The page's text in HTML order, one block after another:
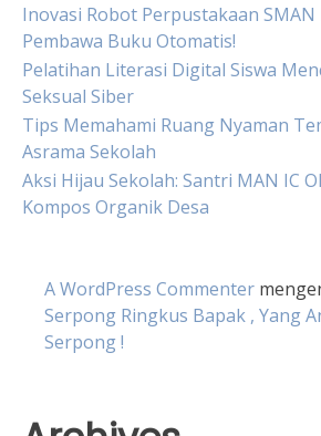
Inovasi Robot Perpustakaan SMAN
Pembawa Buku Otomatis!
Pelatihan Literasi Digital Siswa
Seksual Siber
Tips Memahami Ruang Nyaman
Asrama Sekolah
Aksi Hijau Sekolah: Santri MAN IC
Kompos Organik Desa
A WordPress Commenter
Serpong Ringkus Bapak , Yang
Serpong !